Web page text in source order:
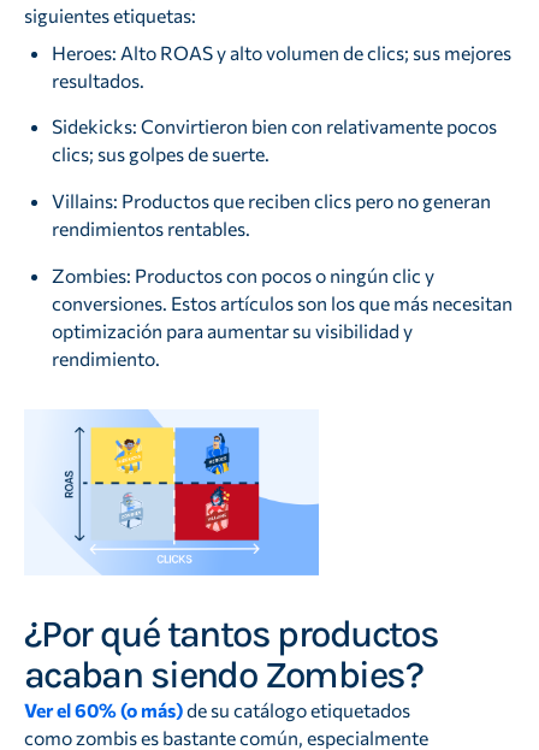
siguientes etiquetas:
Heroes: Alto ROAS y alto volumen de clics; sus mejores
resultados.
Sidekicks: Convirtieron bien con relativamente pocos
clics; sus golpes de suerte.
Villains: Productos que reciben clics pero no generan
rendimientos rentables.
Zombies: Productos con pocos o ningún clic y
conversiones. Estos artículos son los que más necesitan
optimización para aumentar su visibilidad y
rendimiento.
¿Por qué tantos productos
acaban siendo Zombies?
Ver el 60% (o más)de su catálogo etiquetados
como zombis es bastante común, especialmente